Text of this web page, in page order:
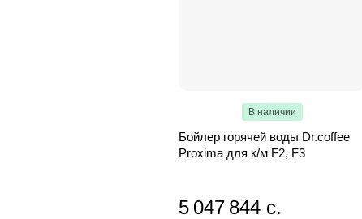
В наличии
Бойлер горячей воды Dr.coffee
Proxima для к/м F2, F3
5 047 844 с.